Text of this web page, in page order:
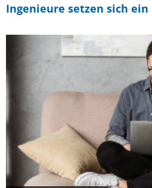
Ingenieure setzen sich ein